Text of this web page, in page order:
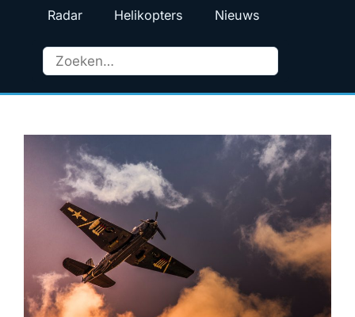
Radar Helikopters Nieuws